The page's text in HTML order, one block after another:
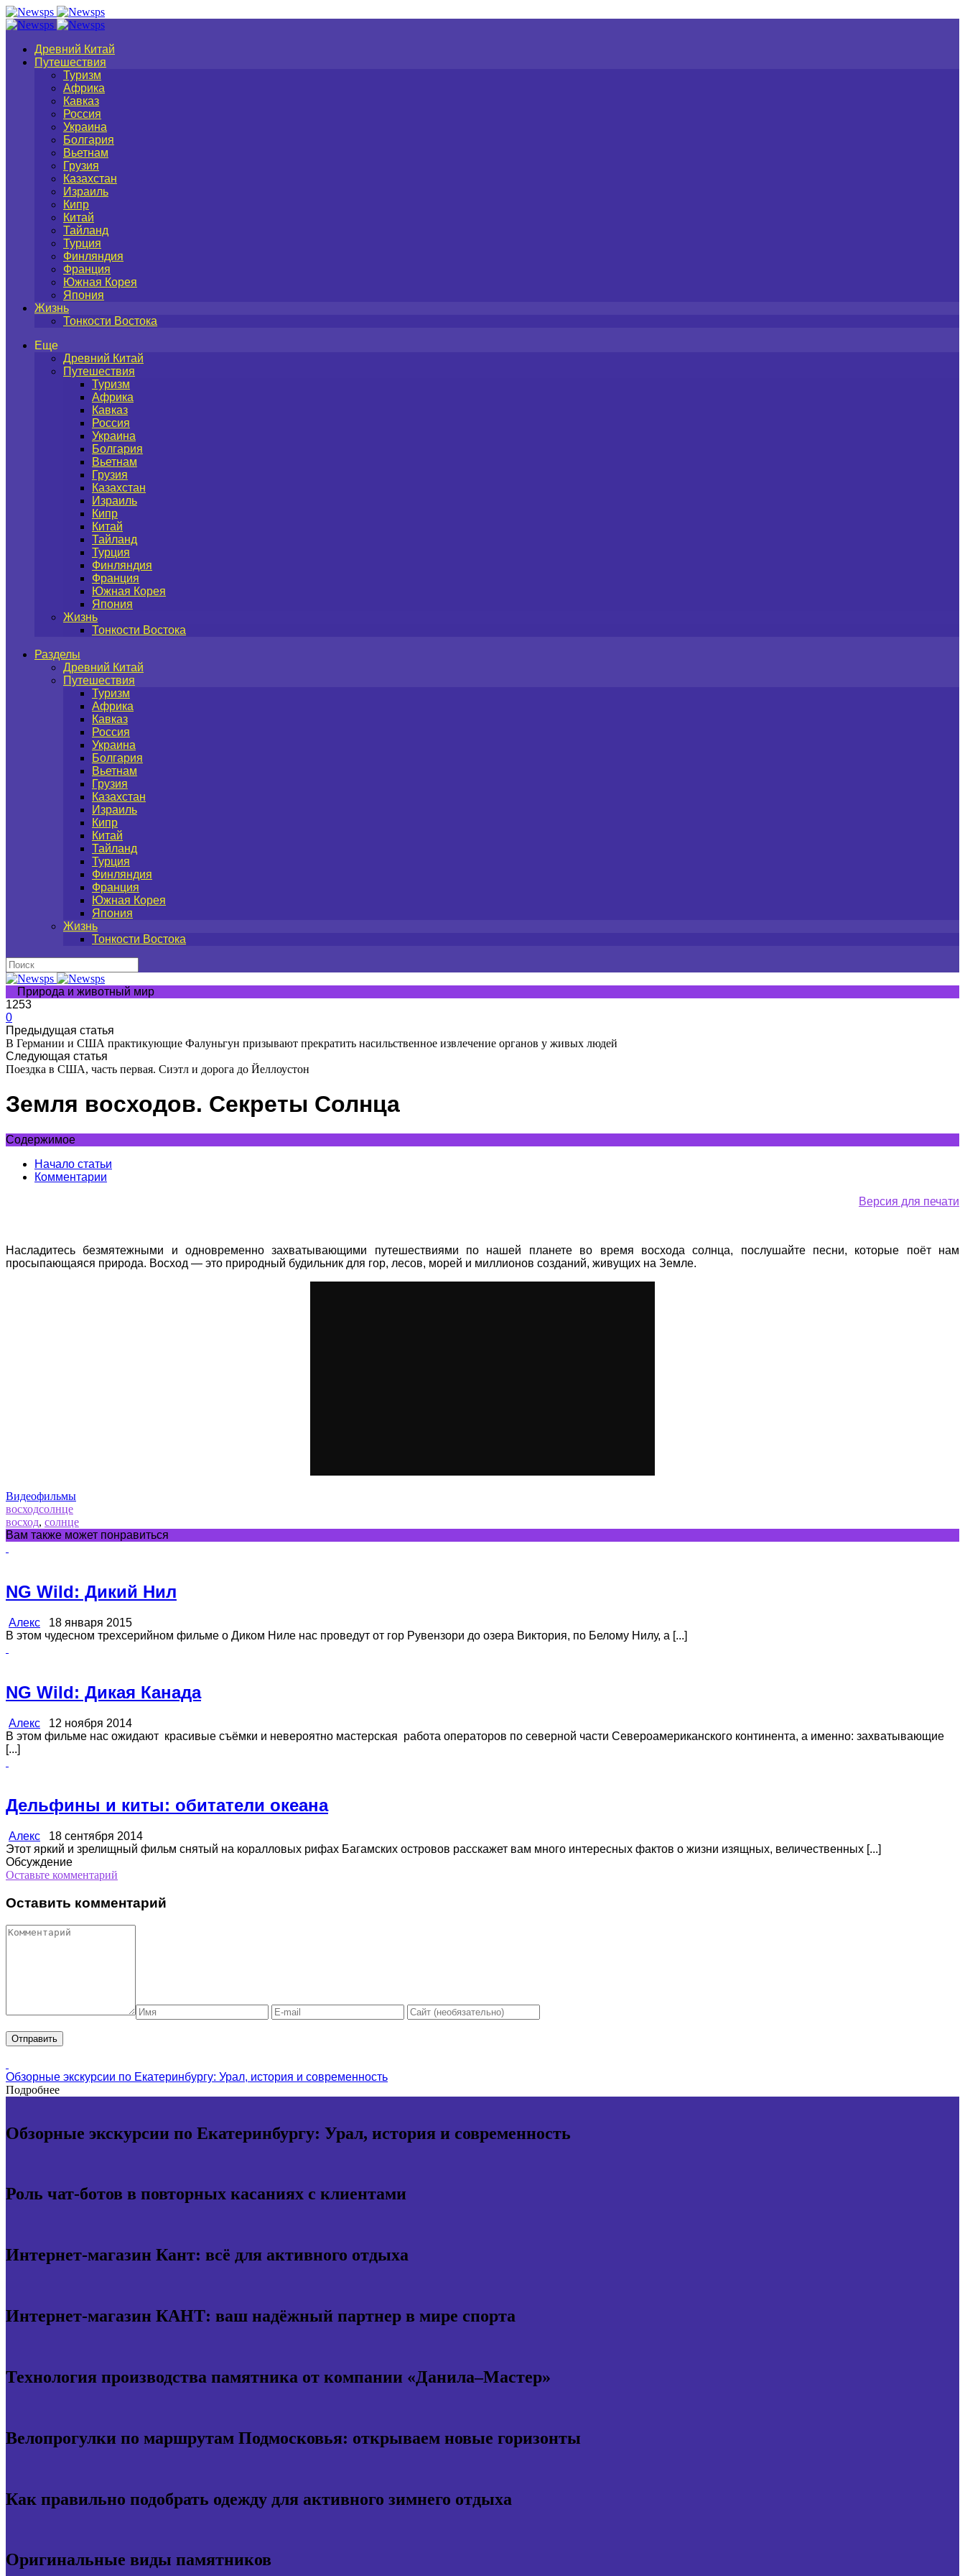
Древний Китай
Путешествия
Туризм
Африка
Кавказ
Россия
Украина
Болгария
Вьетнам
Грузия
Казахстан
Израиль
Кипр
Китай
Тайланд
Турция
Финляндия
Франция
Южная Корея
Япония
Жизнь
Тонкости Востока
Еще
Древний Китай
Путешествия
Туризм
Африка
Кавказ
Россия
Украина
Болгария
Вьетнам
Грузия
Казахстан
Израиль
Кипр
Китай
Тайланд
Турция
Финляндия
Франция
Южная Корея
Япония
Жизнь
Тонкости Востока
Разделы
Древний Китай
Путешествия
Туризм
Африка
Кавказ
Россия
Украина
Болгария
Вьетнам
Грузия
Казахстан
Израиль
Кипр
Китай
Тайланд
Турция
Финляндия
Франция
Южная Корея
Япония
Жизнь
Тонкости Востока
Природа и животный мир
1253
0
Предыдущая статья
В Германии и США практикующие Фалуньгун призывают прекратить насильственное извлечение органов у живых людей
Следующая статья
Поездка в США, часть первая. Сиэтл и дорога до Йеллоустон
Земля восходов. Секреты Солнца
Содержимое
Начало статьи
Комментарии
Версия для печати
Насладитесь безмятежными и одновременно захватывающими путешествиями по нашей планете во время восхода солнца, послушайте песни, которые поёт нам
просыпающаяся природа. Восход — это природный будильник для гор, лесов, морей и миллионов созданий, живущих на Земле.
Видеофильмы
восходсолнце
восход, солнце
Вам также может понравиться
NG Wild: Дикий Нил
Алекс 18 января 2015
В этом чудесном трехсерийном фильме о Диком Ниле нас проведут от гор Рувензори до озера Виктория, по Белому Нилу, а [...]
NG Wild: Дикая Канада
Алекс 12 ноября 2014
В этом фильме нас ожидают красивые съёмки и невероятно мастерская работа операторов по северной части Североамериканского континента, а именно: захватывающие
[...]
Дельфины и киты: обитатели океана
Алекс 18 сентября 2014
Этот яркий и зрелищный фильм снятый на коралловых рифах Багамских островов расскажет вам много интересных фактов о жизни изящных, величественных [...]
Обсуждение
Оставьте комментарий
Оставить комментарий
Обзорные экскурсии по Екатеринбургу: Урал, история и современность
Подробнее
Обзорные экскурсии по Екатеринбургу: Урал, история и современность
Роль чат-ботов в повторных касаниях с клиентами
Интернет-магазин Кант: всё для активного отдыха
Интернет-магазин КАНТ: ваш надёжный партнер в мире спорта
Технология производства памятника от компании «Данила–Мастер»
Велопрогулки по маршрутам Подмосковья: открываем новые горизонты
Как правильно подобрать одежду для активного зимнего отдыха
Оригинальные виды памятников